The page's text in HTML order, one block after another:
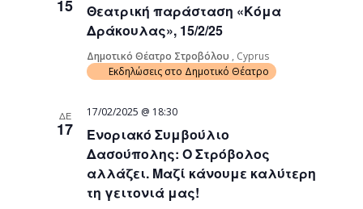
15
Θεατρική παράσταση «Κόμα
Δράκουλας», 15/2/25
Δημοτικό Θέατρο Στροβόλου , Cyprus
Εκδηλώσεις στο Δημοτικό Θέατρο
ΔΕ
17
Ενοριακό Συμβούλιο
Δασούπολης: Ο Στρόβολος
αλλάζει. Μαζί κάνουμε καλύτερη
τη γειτονιά μας!
17/02/2025 @ 18:30